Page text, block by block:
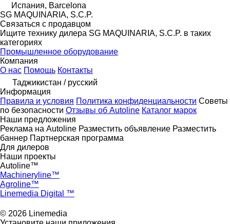
Испания, Barcelona
SG MAQUINARIA, S.C.P.
Связаться с продавцом
Ищите технику дилера SG MAQUINARIA, S.C.P. в таких
категориях
Промышленное оборудование
Компания
О нас Помощь Контакты
Таджикистан / русский
Информация
Правила и условия Политика конфиденциальности Советы
по безопасности Отзывы об Autoline Каталог марок
Наши предложения
Реклама на Autoline Разместить объявление Разместить
баннер Партнерская программа
Для дилеров
Наши проекты
Autoline™
Machineryline™
Agroline™
Linemedia Digital ™
© 2026 Linemedia